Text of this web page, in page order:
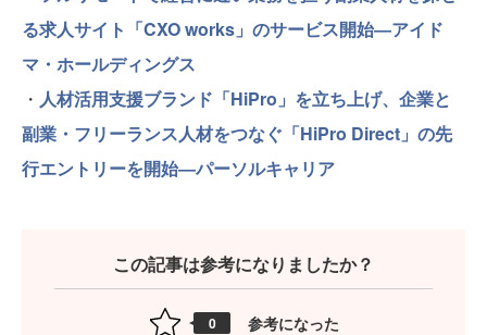
る求人サイト「CXO works」のサービス開始―アイド
マ・ホールディングス
・ 人材活用支援ブランド「HiPro」を立ち上げ、企業と
副業・フリーランス人材をつなぐ「HiPro Direct」の先
行エントリーを開始―パーソルキャリア
この記事は参考になりましたか？
0 参考になった